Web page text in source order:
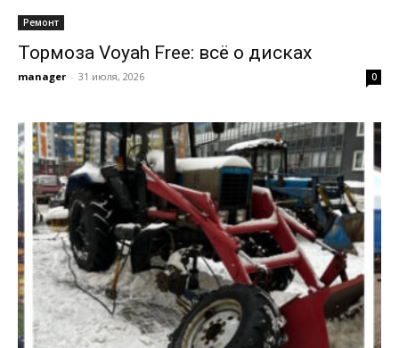
Ремонт
Тормоза Voyah Free: всё о дисках
manager - 31 июля, 2026 0